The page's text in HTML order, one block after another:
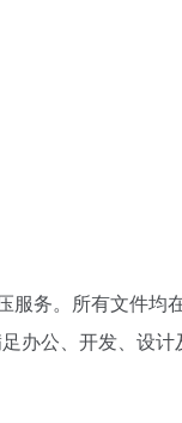
务。所有文件均
办公、开发、设